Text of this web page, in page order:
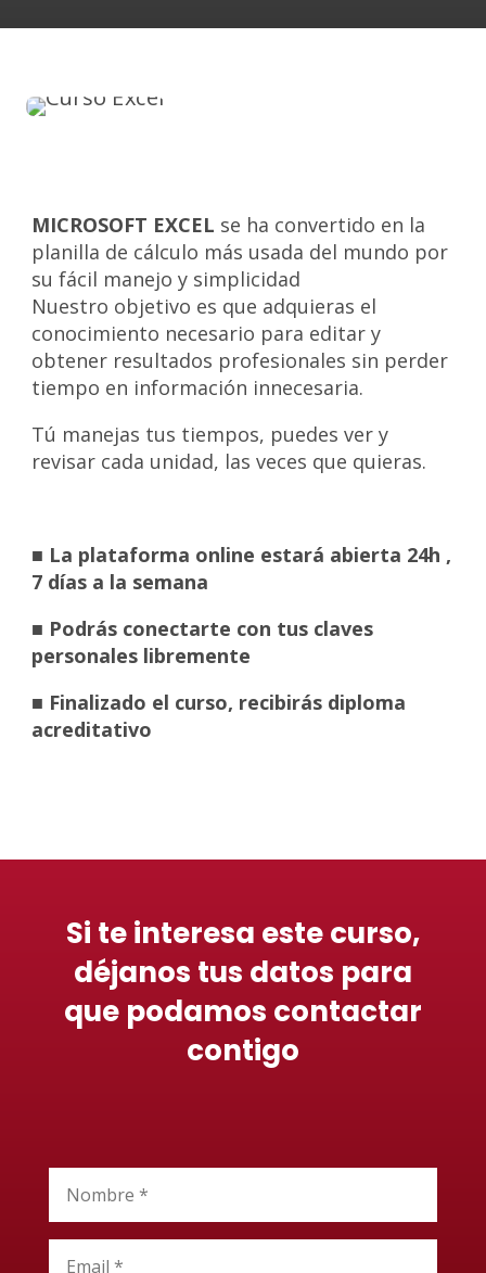
MICROSOFT EXCEL se ha convertido en la
planilla de cálculo más usada del mundo por
su fácil manejo y simplicidad
Nuestro objetivo es que adquieras el
conocimiento necesario para editar y
obtener resultados profesionales sin perder
tiempo en información innecesaria.
Tú manejas tus tiempos, puedes ver y
revisar cada unidad, las veces que quieras.
■ La plataforma online estará abierta 24h ,
7 días a la semana
■ Podrás conectarte con tus claves
personales libremente
■ Finalizado el curso, recibirás diploma
acreditativo
Si te interesa este curso,
déjanos tus datos para
que podamos contactar
contigo